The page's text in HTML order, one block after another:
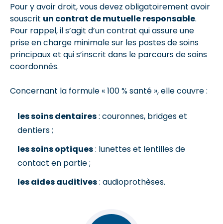
Pour y avoir droit, vous devez obligatoirement avoir
souscrit un contrat de mutuelle responsable.
Pour rappel, il s’agit d’un contrat qui assure une
prise en charge minimale sur les postes de soins
principaux et qui s’inscrit dans le parcours de soins
coordonnés.
Concernant la formule « 100 % santé », elle couvre :
les soins dentaires: couronnes, bridges et
dentiers ;
les soins optiques: lunettes et lentilles de
contact en partie ;
les aides auditives: audioprothèses.